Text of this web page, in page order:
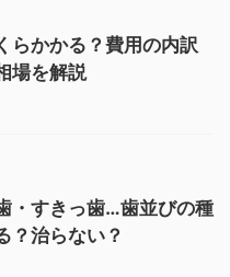
らかかる？費用の内訳
場を解説
・すきっ歯…歯並びの種
？治らない？